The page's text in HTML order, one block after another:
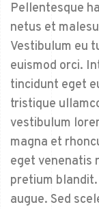
Pellentesque
netus et
Vestibulum eu
euismod orci.
tincidunt eget
tristique
vestibulum
magna et
eget venenatis
pretium
augue. Sed